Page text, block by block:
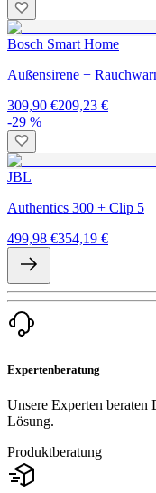
Bosch Smart Home
Außensirene +
309,90 €209,23 €
-29 %
JBL
Authentics 300 + Clip 5
499,98 €354,19 €
Expertenberatung
Unsere Experten
Lösung.
Produktberatung